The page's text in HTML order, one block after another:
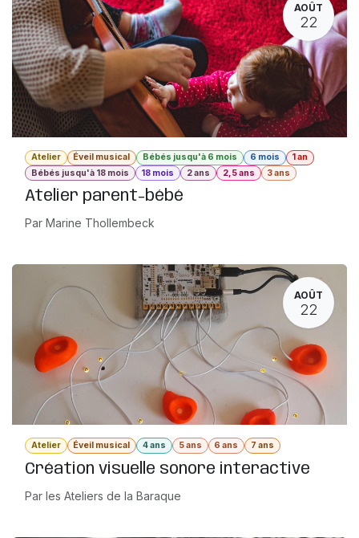
AOÛT
22
Atelier Éveil musical Bébés jusqu'à 6 mois 6 mois
1 an
Bébés jusqu'à 18 mois
18 mois 2 ans 2,5 ans 3 ans
Atelier parent-bébé
Par Marine Thollembeck
AOÛT
22
Atelier Éveil musical 4 ans 5 ans 6 ans 7 ans
Création visuelle sonore interactive
Par les Ateliers de la Baraque